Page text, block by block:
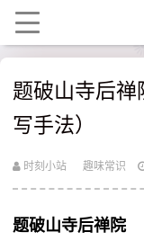
题破山寺后禅
写手法）
时刻小站 趣味常识
题破山寺后禅院